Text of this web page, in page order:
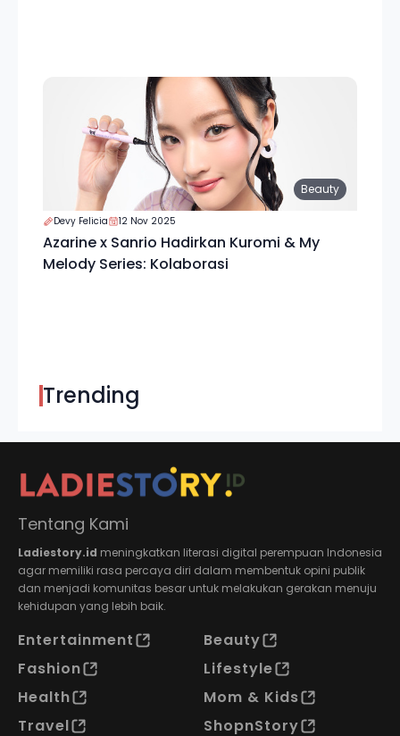
Beauty
Devy Felicia 12 Nov 2025
Azarine x Sanrio Hadirkan Kuromi & My
Melody Series: Kolaborasi
Trending
Tentang Kami
Ladiestory.id meningkatkan literasi digital perempuan Indonesia
agar memiliki rasa percaya diri dalam membentuk opini publik
dan menjadi komunitas besar untuk melakukan gerakan menuju
kehidupan yang lebih baik.
Entertainment
Beauty
Fashion
Lifestyle
Health
Mom & Kids
Travel
ShopnStory